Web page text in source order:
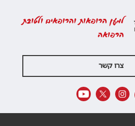
למען הרופאות והרופאים ולטובת
הרפואה
צרו קשר